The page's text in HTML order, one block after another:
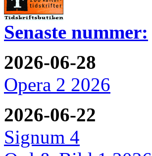
Senaste nummer:
2026-06-28
Opera 2 2026
2026-06-22
Signum 4